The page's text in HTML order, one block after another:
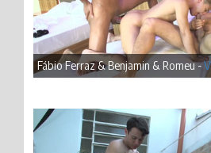
Fábio Ferraz & Benjamin & Romeu -